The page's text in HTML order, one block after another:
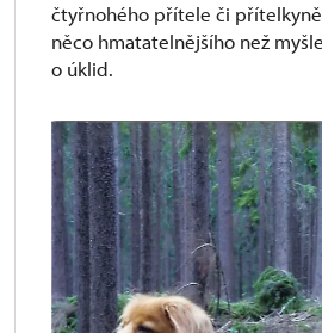
čtyřnohého přítele či
něco hmatatelnějšího než
o úklid.